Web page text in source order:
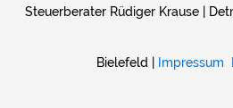
Steuerberater Rüdiger Krause |
Bielefeld | Impressum